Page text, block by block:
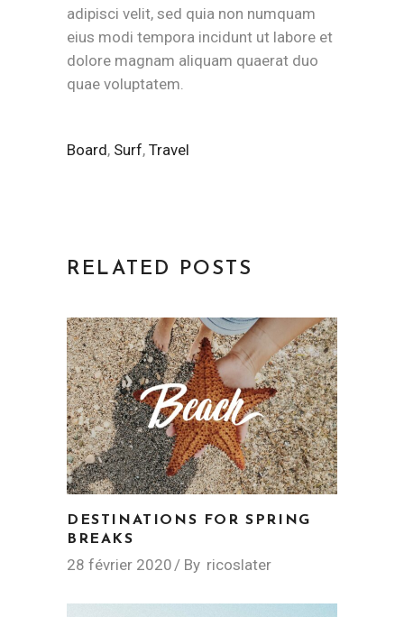
adipisci velit, sed quia non numquam
eius modi tempora incidunt ut labore et
dolore magnam aliquam quaerat duo
quae voluptatem.
Board, Surf, Travel
RELATED POSTS
DESTINATIONS FOR SPRING
BREAKS
28 février 2020 By ricoslater